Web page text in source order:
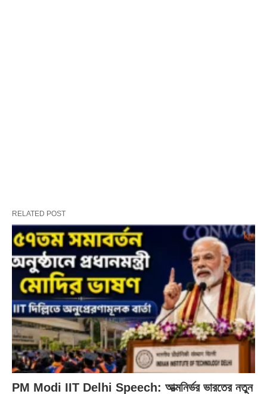
RELATED POST
PM Modi IIT Delhi Speech: আত্মনির্ভর ভারতের নতুন